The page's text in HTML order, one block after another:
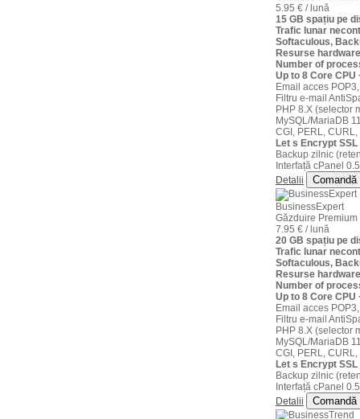
5.95 € / lună
15 GB spațiu pe
Trafic lunar
Softaculous,
Resurse
Number of
Up to 8 Core CPU
Email acces
Filtru e-mail
PHP 8.X (selector
MySQL/MariaDB
CGI, PERL,
Let s Encrypt
Backup zilnic
Interfață cPanel
Detalii
Comandă
BusinessExpert
Găzduire Premium
7.95 € / lună
20 GB spațiu pe
Trafic lunar
Softaculous,
Resurse
Number of
Up to 8 Core CPU
Email acces
Filtru e-mail
PHP 8.X (selector
MySQL/MariaDB
CGI, PERL,
Let s Encrypt
Backup zilnic
Interfață cPanel
Detalii
Comandă